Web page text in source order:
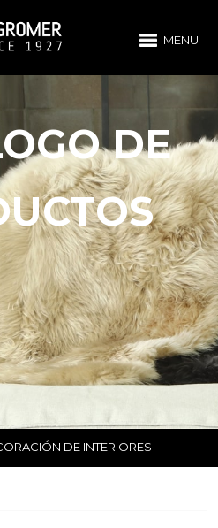
MENU
DE
DE INTERIORES